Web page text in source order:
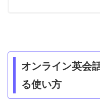
オンライン英会
る使い方